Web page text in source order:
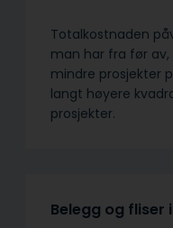
Totalkostnaden
man har fra før
mindre prosjekter
langt høyere
prosjekter.
Belegg og fliser